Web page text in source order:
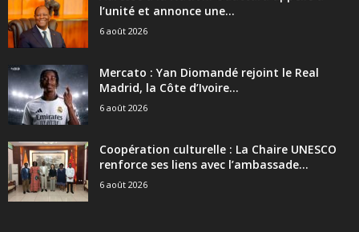
l’unité et annonce une...
6 août 2026
Mercato : Yan Diomandé rejoint le Real
Madrid, la Côte d’Ivoire...
6 août 2026
Coopération culturelle : La Chaire UNESCO
renforce ses liens avec l’ambassade...
6 août 2026